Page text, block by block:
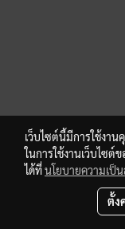
เว็บไซต์นี้มีการใช้งา
ในการใช้งานเว็บไซต์
ได้ที่นโยบายความเป็
ตั้ง